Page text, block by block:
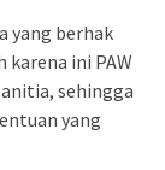
yang berhak
ini PAW
sehingga
yang